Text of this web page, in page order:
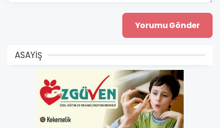
ASAYİŞ